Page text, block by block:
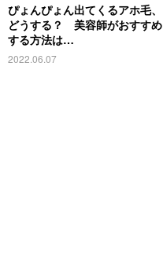
ぴょんぴょん出てくるアホ毛、
どうする？ 美容師がおすすめ
する方法は…
2022.06.07